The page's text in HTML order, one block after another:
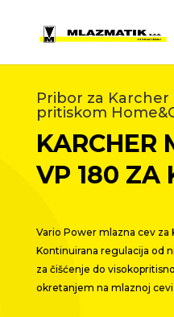
Pribor za
pritiskom
KARCHER
VP 180 ZA
Vario Power mlazna cev za
Kontinuirana regulacija od
za čišćenje do
okretanjem na mlaznoj cevi.